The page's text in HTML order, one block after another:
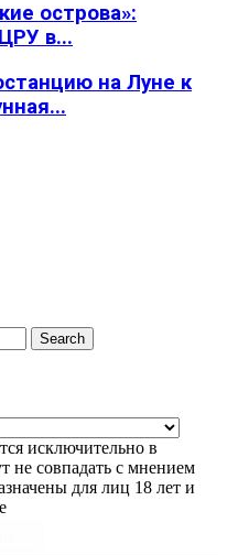
острова»:
в...
на Луне к
Search
исключительно в
не совпадать с мнением
для лиц 18 лет и